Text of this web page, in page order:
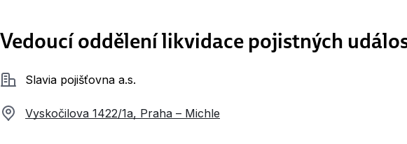
Vedoucí oddělení likvidace pojistných
SpolečnostSlavia pojišťovna a.s.
Vyskočilova 1422/1a, Praha – Michle